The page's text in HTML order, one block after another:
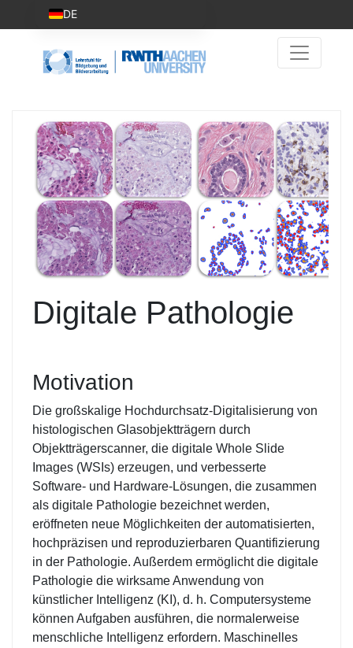
Digitale Pathologie
Motivation
Die großskalige Hochdurchsatz-Digitalisierung von
histologischen Glasobjektträgern durch
Objektträgerscanner, die digitale Whole Slide
Images (WSIs) erzeugen, und verbesserte
Software- und Hardware-Lösungen, die zusammen
als digitale Pathologie bezeichnet werden,
eröffneten neue Möglichkeiten der automatisierten,
hochpräzisen und reproduzierbaren Quantifizierung
in der Pathologie. Außerdem ermöglicht die digitale
Pathologie die wirksame Anwendung von
künstlicher Intelligenz (KI), d. h. Computersysteme
können Aufgaben ausführen, die normalerweise
menschliche Intelligenz erfordern. Maschinelles
DE